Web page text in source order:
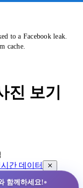
to a Facebook leak.
cache.
진 보기
간 데이터
함께하세요!•